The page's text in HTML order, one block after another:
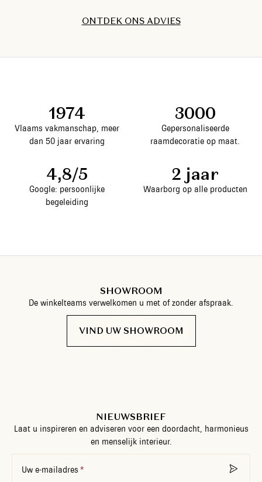
ONTDEK ONS ADVIES
ONTDEK ONS ADVIES
ONTDEK ONS ADVIES
ONTDEK ONS ADVIES
ONTDEK ONS ADVIES
ONTDEK ONS ADVIES
ONTDEK ONS ADVIES
ONTDEK ONS ADVIES
ONTDEK ONS ADVIESONTDEK ONS ADVIES
1974
Vlaams vakmanschap, meer
dan 50 jaar ervaring
3000
Gepersonaliseerde
raamdecoratie op maat.
4,8/5
Google: persoonlijke
begeleiding
2 jaar
Waarborg op alle producten
SHOWROOM
De winkelteams verwelkomen u met of zonder afspraak.
VIND UW SHOWROOM
NIEUWSBRIEF
Laat u inspireren en adviseren voor een doordacht, harmonieus
en menselijk interieur.
Uw e-mailadres